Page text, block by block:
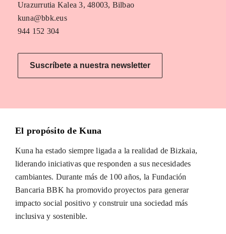
Urazurrutia Kalea 3, 48003, Bilbao
kuna@bbk.eus
944 152 304
Suscríbete a nuestra newsletter
El propósito de Kuna
Kuna ha estado siempre ligada a la realidad de Bizkaia,
liderando iniciativas que responden a sus necesidades
cambiantes. Durante más de 100 años, la Fundación
Bancaria BBK ha promovido proyectos para generar
impacto social positivo y construir una sociedad más
inclusiva y sostenible.